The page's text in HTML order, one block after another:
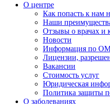
О центре
Как попасть к нам
Наши
Отзывы о врачах и
Новости
Информация по
Лицензии,
Вакансии
Стоимость услуг
Юридическая
Политика защиты
О заболеваниях